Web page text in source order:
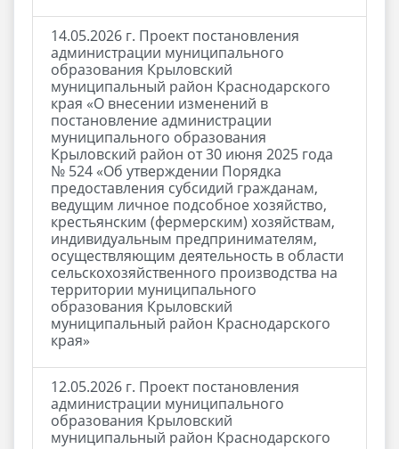
14.05.2026 г. Проект постановления
администрации муниципального
образования Крыловский
муниципальный район Краснодарского
края «О внесении изменений в
постановление администрации
муниципального образования
Крыловский район от 30 июня 2025 года
№ 524 «Об утверждении Порядка
предоставления субсидий гражданам,
ведущим личное подсобное хозяйство,
крестьянским (фермерским) хозяйствам,
индивидуальным предпринимателям,
осуществляющим деятельность в области
сельскохозяйственного производства на
территории муниципального
образования Крыловский
муниципальный район Краснодарского
края»
12.05.2026 г. Проект постановления
администрации муниципального
образования Крыловский
муниципальный район Краснодарского